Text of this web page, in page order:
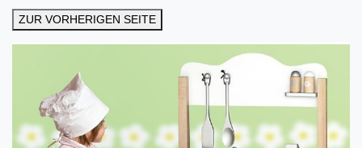
ZUR VORHERIGEN SEITE